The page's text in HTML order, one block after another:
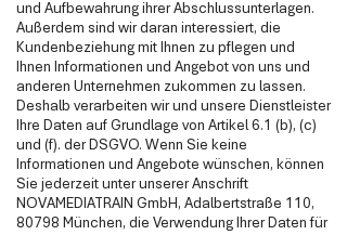
und Aufbewahrung ihrer Abschlussunterlagen.
Außerdem sind wir daran interessiert, die
Kundenbeziehung mit Ihnen zu pflegen und
Ihnen Informationen und Angebot von uns und
anderen Unternehmen zukommen zu lassen.
Deshalb verarbeiten wir und unsere Dienstleister
Ihre Daten auf Grundlage von Artikel 6.1 (b), (c)
und (f). der DSGVO. Wenn Sie keine
Informationen und Angebote wünschen, können
Sie jederzeit unter unserer Anschrift
NOVAMEDIATRAIN GmbH, Adalbertstraße 110,
80798 München, die Verwendung Ihrer Daten für